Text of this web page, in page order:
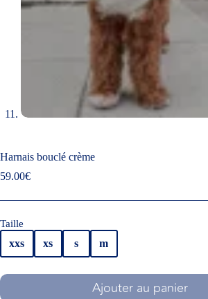
Harnais bouclé crème
59.00€
Taille
xxs xs s m
Ajouter au panier